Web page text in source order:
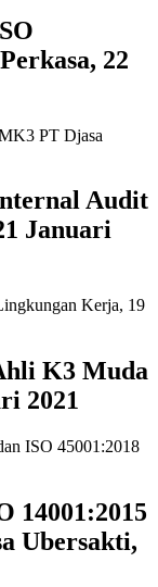
22
Audit
Januari
K3 Muda
2021
14001:2015
Ubersakti,